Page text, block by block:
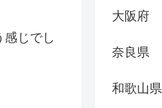
じでし
大阪府
奈良県
和歌山県